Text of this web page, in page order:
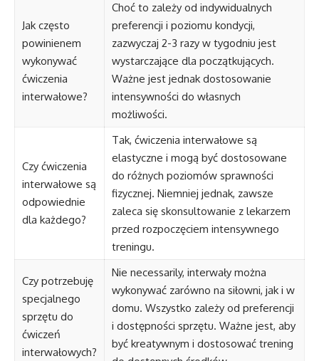
Jak często
powinienem
wykonywać
ćwiczenia
interwałowe?
Choć to zależy od indywidualnych
preferencji i poziomu kondycji,
zazwyczaj 2-3 razy w tygodniu jest
wystarczające dla początkujących.
Ważne jest jednak dostosowanie
intensywności do własnych
możliwości.
Czy ćwiczenia
interwałowe są
odpowiednie
dla każdego?
Tak, ćwiczenia interwałowe są
elastyczne i mogą być dostosowane
do różnych poziomów sprawności
fizycznej. Niemniej jednak, zawsze
zaleca się skonsultowanie z lekarzem
przed rozpoczęciem intensywnego
treningu.
Czy potrzebuję
specjalnego
sprzętu do
ćwiczeń
interwałowych?
Nie necessarily, interwały można
wykonywać zarówno na siłowni, jak i w
domu. Wszystko zależy od preferencji
i dostępności sprzętu. Ważne jest, aby
być kreatywnym i dostosować trening